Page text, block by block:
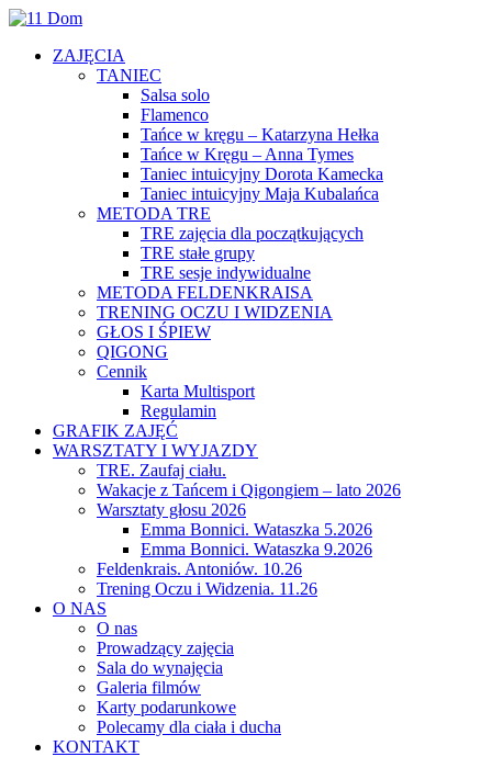
ZAJĘCIA
TANIEC
Salsa solo
Flamenco
Tańce w kręgu – Katarzyna Hełka
Tańce w Kręgu – Anna Tymes
Taniec intuicyjny Dorota Kamecka
Taniec intuicyjny Maja Kubalańca
METODA TRE
TRE zajęcia dla początkujących
TRE stałe grupy
TRE sesje indywidualne
METODA FELDENKRAISA
TRENING OCZU I WIDZENIA
GŁOS I ŚPIEW
QIGONG
Cennik
Karta Multisport
Regulamin
GRAFIK ZAJĘĆ
WARSZTATY I WYJAZDY
TRE. Zaufaj ciału.
Wakacje z Tańcem i Qigongiem – lato 2026
Warsztaty głosu 2026
Emma Bonnici. Wataszka 5.2026
Emma Bonnici. Wataszka 9.2026
Feldenkrais. Antoniów. 10.26
Trening Oczu i Widzenia. 11.26
O NAS
O nas
Prowadzący zajęcia
Sala do wynajęcia
Galeria filmów
Karty podarunkowe
Polecamy dla ciała i ducha
KONTAKT